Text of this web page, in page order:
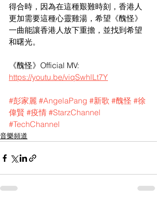
得合時，因為在這種艱難時刻，香港人
更加需要這種心靈雞湯，希望《醜怪》
一曲能讓香港人放下重擔，並找到希望
和曙光。
《醜怪》Official MV:
https://youtu.be/viqSwhlLt7Y
#彭家麗 #AngelaPang #新歌 #醜怪 #徐
偉賢 #疫情 #StarzChannel
#TechChannel
音樂頻道